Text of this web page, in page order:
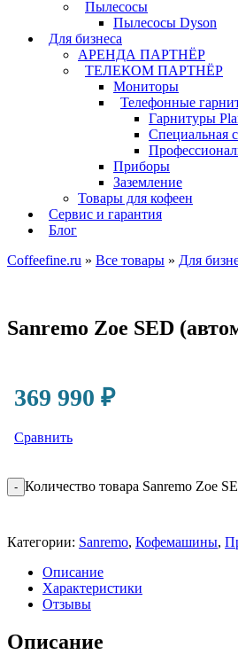
Пылесосы
Пылесосы Dyson
Для бизнеса
АРЕНДА ПАРТНЁР
ТЕЛЕКОМ ПАРТНЁР
Мониторы
Телефонные
Гарнитуры
Специальная
Приборы
Заземление
Товары для кофеен
Сервис и гарантия
Блог
Coffeefine.ru » Все товары » Для
Sanremo Zoe SED
369 990 ₽
Сравнить
- Количество товара Sanremo Zoe
Категории: Sanremo, Кофемашины,
Описание
Характеристики
Отзывы
Описание